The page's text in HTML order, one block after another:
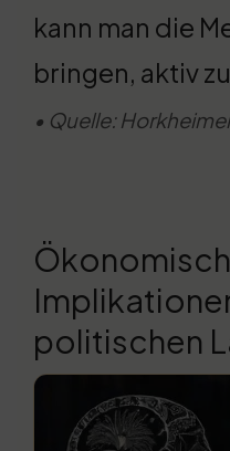
kann man die
bringen, aktiv
• Quelle:
politischen